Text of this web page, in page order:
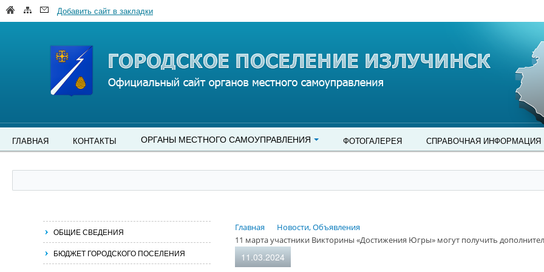
Добавить сайт в закладки
ГЛАВНАЯ КОНТАКТЫ ОРГАНЫ МЕСТНОГО САМОУПРАВЛЕНИЯ ФОТОГАЛЕРЕЯ СПРАВОЧНАЯ ИНФОРМАЦИЯ
Главная
Новости, Объявления
11 марта участники Викторины «Достижения Югры» могут получить
11.03.2024
ОБЩИЕ СВЕДЕНИЯ
БЮДЖЕТ ГОРОДСКОГО ПОСЕЛЕНИЯ